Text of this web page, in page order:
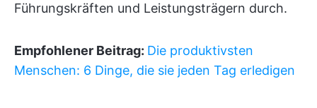
Führungskräften und Leistungsträgern durch.
Empfohlener Beitrag: Die produktivsten
Menschen: 6 Dinge, die sie jeden Tag erledigen